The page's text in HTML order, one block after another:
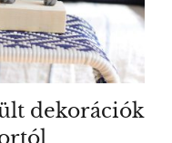
dekorációk